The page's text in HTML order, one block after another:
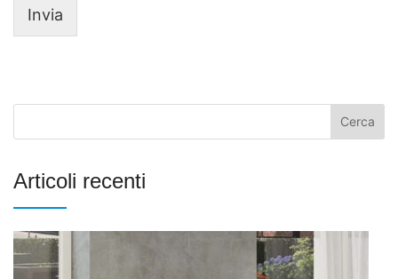
Invia
Articoli recenti